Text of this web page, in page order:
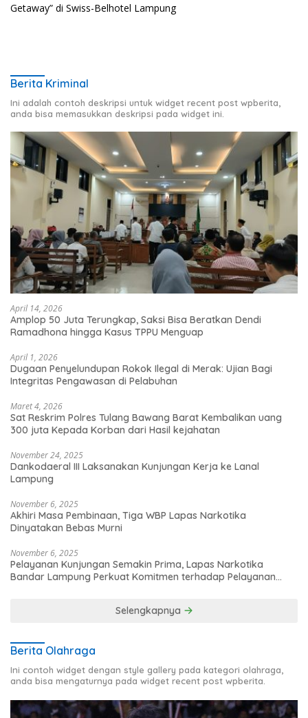
Getaway” di Swiss-Belhotel Lampung
Berita Kriminal
Ini adalah contoh deskripsi untuk widget recent post wpberita,
anda bisa memasukkan deskripsi pada widget ini.
April 14, 2026
Amplop 50 Juta Terungkap, Saksi Bisa Beratkan Dendi
Ramadhona hingga Kasus TPPU Menguap
April 1, 2026
Dugaan Penyelundupan Rokok Ilegal di Merak: Ujian Bagi
Integritas Pengawasan di Pelabuhan
Maret 4, 2026
Sat Reskrim Polres Tulang Bawang Barat Kembalikan uang
300 juta Kepada Korban dari Hasil kejahatan
November 24, 2025
Dankodaeral III Laksanakan Kunjungan Kerja ke Lanal
Lampung
November 6, 2025
Akhiri Masa Pembinaan, Tiga WBP Lapas Narkotika
Dinyatakan Bebas Murni
November 6, 2025
Pelayanan Kunjungan Semakin Prima, Lapas Narkotika
Bandar Lampung Perkuat Komitmen terhadap Pelayanan
Selengkapnya
Berita Olahraga
Ini contoh widget dengan style gallery pada kategori olahraga,
anda bisa mengaturnya pada widget recent post wpberita.